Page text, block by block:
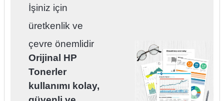
İşiniz için
üretkenlik ve
çevre önemlidir
Orijinal HP
Tonerler
kullanımı kolay,